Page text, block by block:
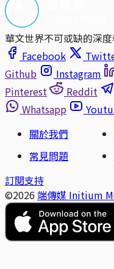
華文世界不可或缺的深
Facebook
Github
Instagram
Pinterest
Reddit
Whatsapp
關於我們
常見問題
訂閱支持
©2026 端傳媒 Initium